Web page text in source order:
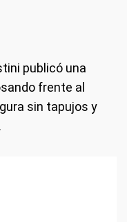
publicó una
frente al
sin tapujos y